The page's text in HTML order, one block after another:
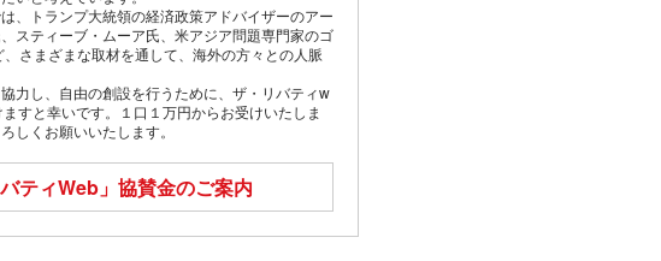
、トランプ大統領の経済政策アドバイザーのアー
スティーブ・ムーア氏、米アジア問題専門家のゴ
さまざまな取材を通して、海外の方々との人脈
力し、自由の創設を行うために、ザ・リバティw
すと幸いです。１口１万円からお受けいたしま
しくお願いいたします。
ティWeb」 協賛金のご案内